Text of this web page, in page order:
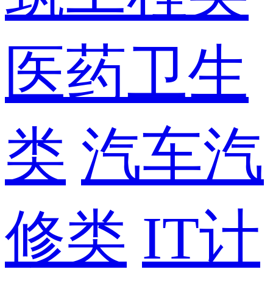
医药卫生
类 汽车汽
修类 IT计